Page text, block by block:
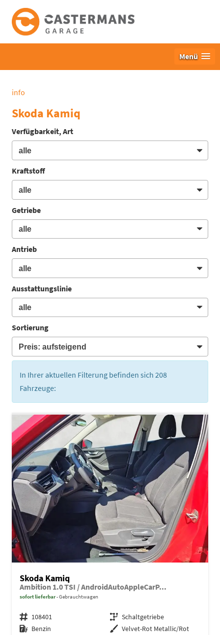
Menü
info
Skoda Kamiq
Verfügbarkeit, Art
Kraftstoff
Getriebe
Antrieb
Ausstattungslinie
Sortierung
In Ihrer aktuellen Filterung befinden sich 208
Fahrzeuge:
Skoda Kamiq
Ambition 1.0 TSI / AndroidAutoAppleCarP...
sofort lieferbar Gebrauchtwagen
Fahrzeugnr. 108401 Getriebe Schaltgetriebe
Kraftstoff Benzin Außenfarbe Velvet-Rot Metallic/Rot